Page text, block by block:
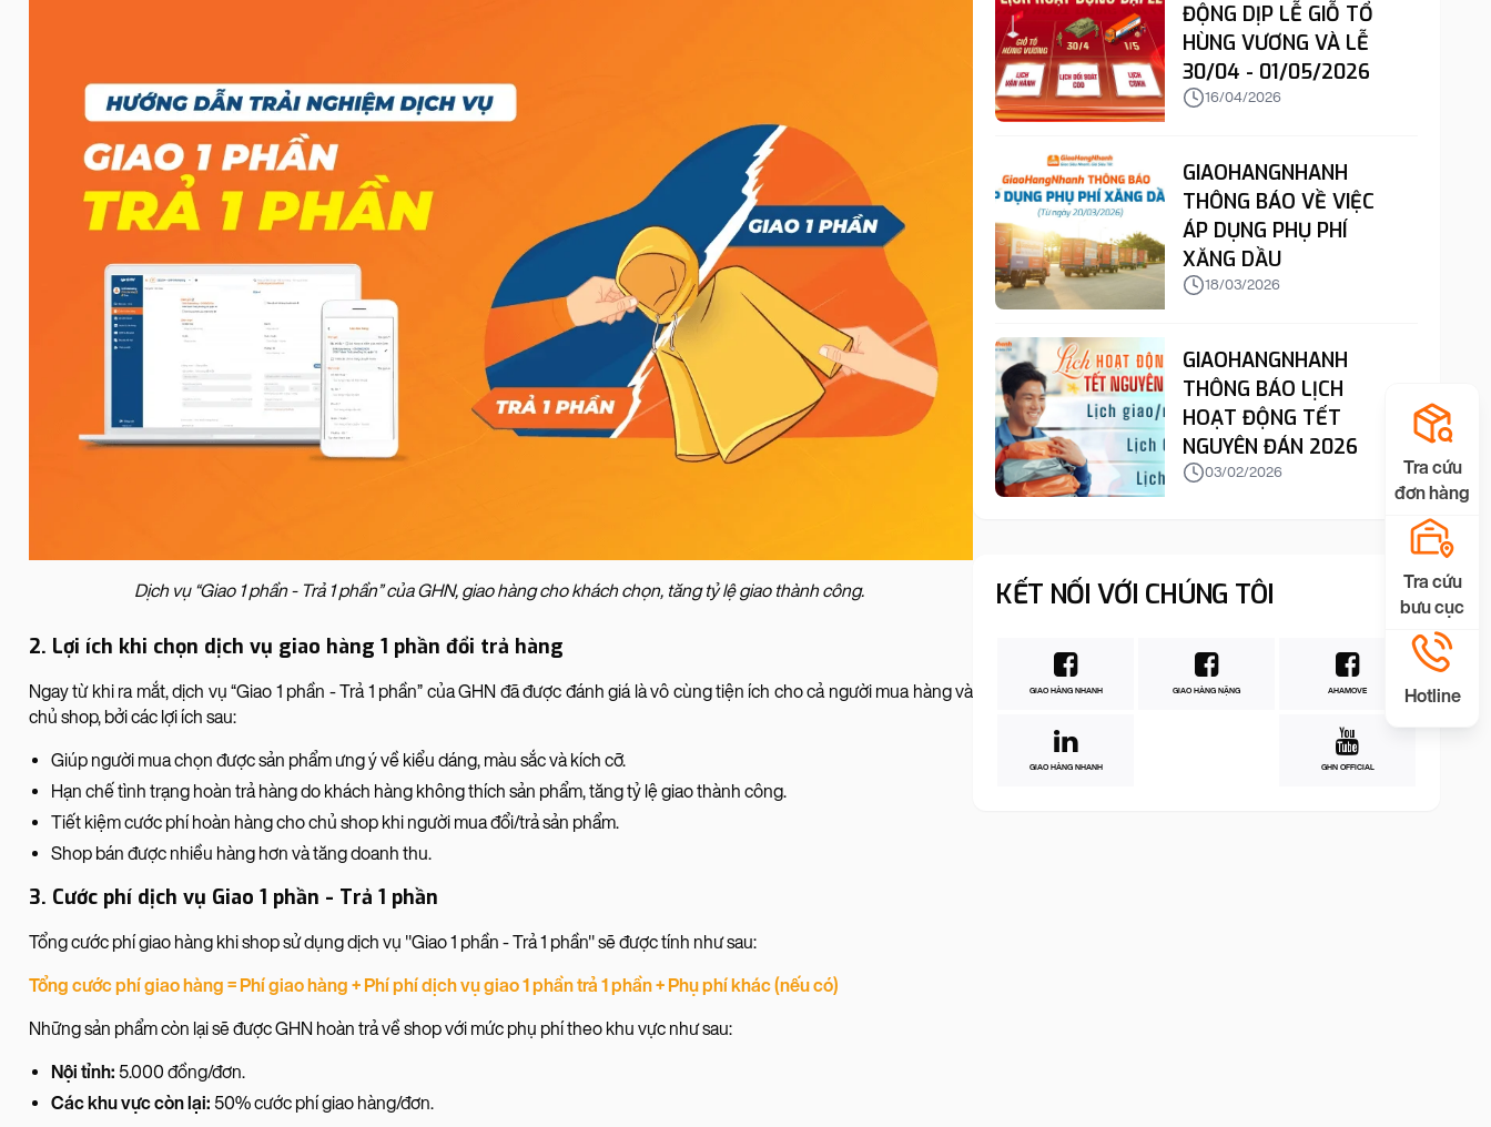
Dịch vụ “Giao 1 phần - Trả 1 phần” của GHN, giao hàng cho khách chọn, tăng tỷ lệ giao thành công.
2. Lợi ích khi chọn dịch vụ giao hàng 1 phần đổi trả hàng
Ngay từ khi ra mắt, dịch vụ “Giao 1 phần - Trả 1 phần” của GHN đã được đánh giá là vô cùng tiện ích cho cả người mua hàng và
chủ shop, bởi các lợi ích sau:
Giúp người mua chọn được sản phẩm ưng ý về kiểu dáng, màu sắc và kích cỡ.
Hạn chế tình trạng hoàn trả hàng do khách hàng không thích sản phẩm, tăng tỷ lệ giao thành công.
Tiết kiệm cước phí hoàn hàng cho chủ shop khi người mua đổi/trả sản phẩm.
Shop bán được nhiều hàng hơn và tăng doanh thu.
3. Cước phí dịch vụ Giao 1 phần - Trả 1 phần
Tổng cước phí giao hàng khi shop sử dụng dịch vụ "Giao 1 phần - Trả 1 phần" sẽ được tính như sau:
Tổng cước phí giao hàng = Phí giao hàng + Phí phí dịch vụ giao 1 phần trả 1 phần + Phụ phí khác (nếu có)
Những sản phẩm còn lại sẽ được GHN hoàn trả về shop với mức phụ phí theo khu vực như sau:
Nội tỉnh: 5.000 đồng/đơn.
Các khu vực còn lại: 50% cước phí giao hàng/đơn.
ĐỘNG DỊP LỄ GIỖ TỔ
HÙNG VƯƠNG VÀ LỄ
30/04 - 01/05/2026
16/04/2026
GIAOHANGNHANH
THÔNG BÁO VỀ VIỆC
ÁP DỤNG PHỤ PHÍ
XĂNG DẦU
18/03/2026
GIAOHANGNHANH
THÔNG BÁO LỊCH
HOẠT ĐỘNG TẾT
NGUYÊN ĐÁN 2026
03/02/2026
KẾT NỐI VỚI CHÚNG TÔI
GIAO HÀNG NHANH GIAO HÀNG NẶNG AHAMOVE
GIAO HÀNG NHANH GHN OFFICIAL
Tra cứu
đơn hàng
Tra cứu
bưu cục
Hotline